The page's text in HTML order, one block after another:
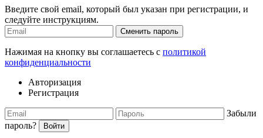
Введите свой email, который был указан при регистрации, и
следуйте инструкциям.
Сменить пароль
Нажимая на кнопку вы соглашаетесь с политикой
конфиденциальности
Авторизация
Регистрация
Забыли
пароль?
Войти